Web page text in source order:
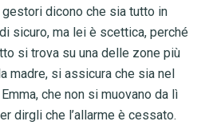
gestori dicono che sia tutto in
sicuro, ma lei è scettica, perché
si trova su una delle zone più
madre, si assicura che sia nel
che non si muovano da lì
dirgli che l’allarme è cessato.